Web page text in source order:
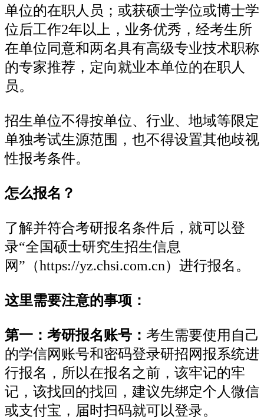
单位的在职人员；或获硕士学位或博士学
位后工作2年以上，业务优秀，经考生所
在单位同意和两名具有高级专业技术职称
的专家推荐，定向就业本单位的在职人
员。
招生单位不得按单位、行业、地域等限定
单独考试生源范围，也不得设置其他歧视
性报考条件。
怎么报名？
了解并符合考研报名条件后，就可以登
录“全国硕士研究生招生信息
网”（https://yz.chsi.com.cn）进行报名。
这里需要注意的事项：
第一：考研报名账号： 考生需要使用自己
的学信网账号和密码登录研招网报系统进
行报名，所以在报名之前，该牢记的牢
记，该找回的找回，建议先绑定个人微信
或支付宝，届时扫码就可以登录。